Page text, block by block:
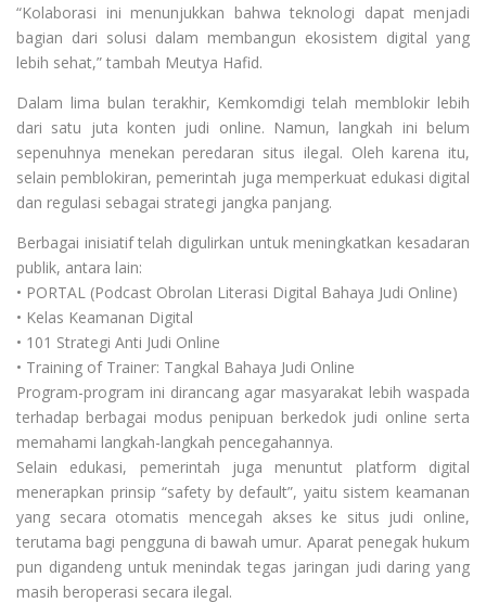
“Kolaborasi ini menunjukkan bahwa teknologi dapat menjadi
bagian dari solusi dalam membangun ekosistem digital yang
lebih sehat,” tambah Meutya Hafid.
Dalam lima bulan terakhir, Kemkomdigi telah memblokir lebih
dari satu juta konten judi online. Namun, langkah ini belum
sepenuhnya menekan peredaran situs ilegal. Oleh karena itu,
selain pemblokiran, pemerintah juga memperkuat edukasi digital
dan regulasi sebagai strategi jangka panjang.
Berbagai inisiatif telah digulirkan untuk meningkatkan kesadaran
publik, antara lain:
• PORTAL (Podcast Obrolan Literasi Digital Bahaya Judi Online)
• Kelas Keamanan Digital
• 101 Strategi Anti Judi Online
• Training of Trainer: Tangkal Bahaya Judi Online
Program-program ini dirancang agar masyarakat lebih waspada
terhadap berbagai modus penipuan berkedok judi online serta
memahami langkah-langkah pencegahannya.
Selain edukasi, pemerintah juga menuntut platform digital
menerapkan prinsip “safety by default”, yaitu sistem keamanan
yang secara otomatis mencegah akses ke situs judi online,
terutama bagi pengguna di bawah umur. Aparat penegak hukum
pun digandeng untuk menindak tegas jaringan judi daring yang
masih beroperasi secara ilegal.